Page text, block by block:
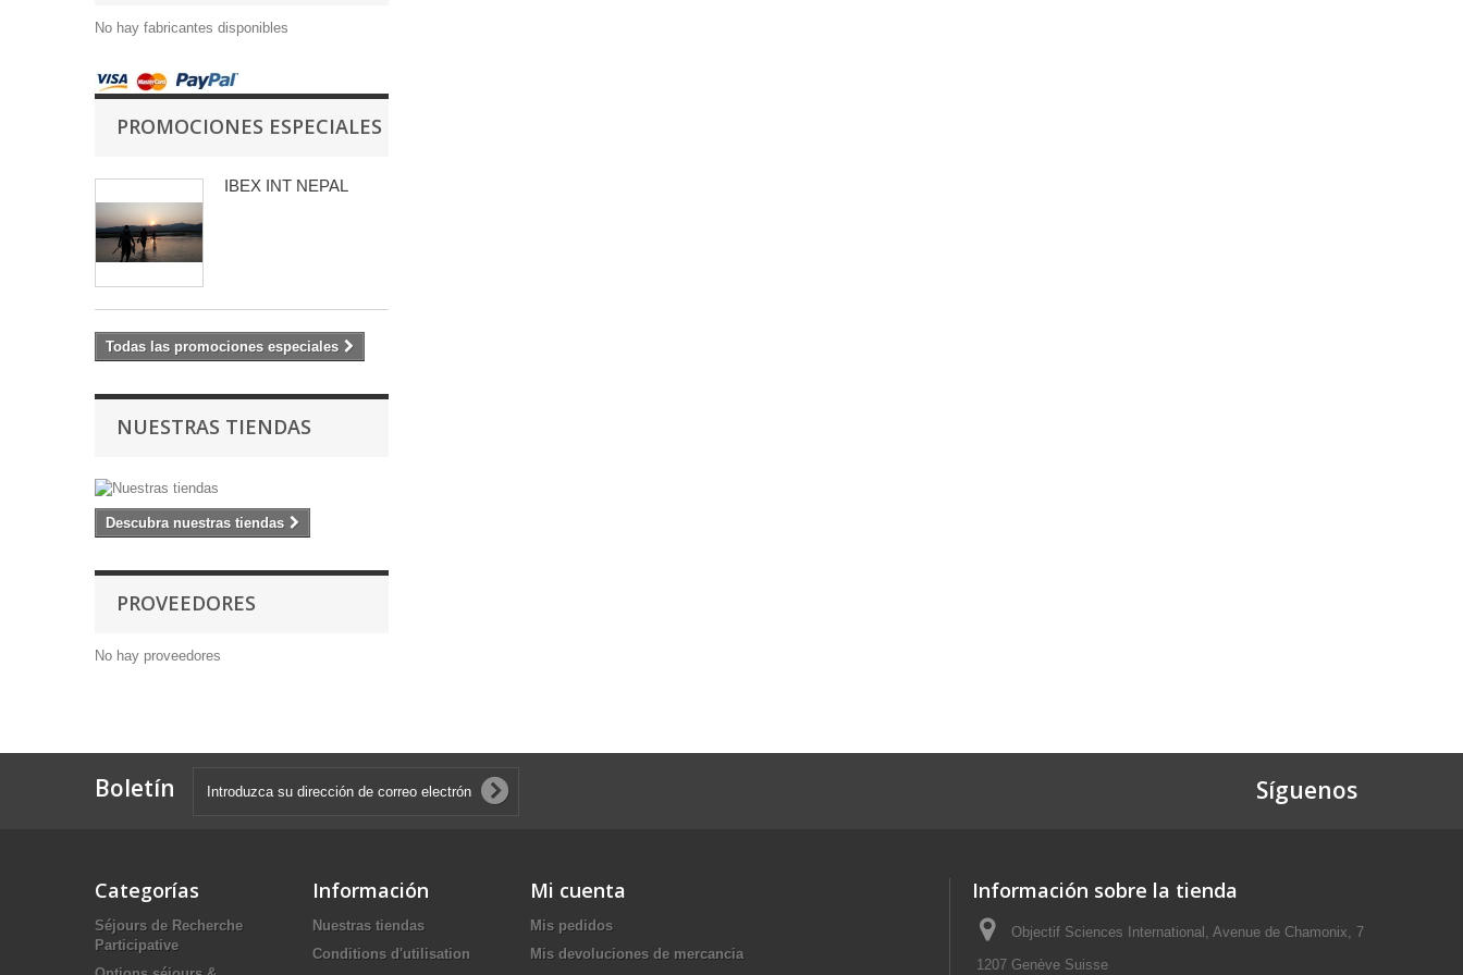
No hay fabricantes disponibles
PROMOCIONES ESPECIALES
IBEX INT NEPAL
Todas las promociones especiales
NUESTRAS TIENDAS
Descubra nuestras tiendas
PROVEEDORES
No hay proveedores
Boletín Síguenos
Categorías
Séjours de Recherche
Participative
Información
Nuestras tiendas
Conditions d'utilisation
Mi cuenta
Mis pedidos
Mis devoluciones de mercancia
Información sobre la tienda
Objectif Sciences International, Avenue de Chamonix, 7
1207 Genève Suisse